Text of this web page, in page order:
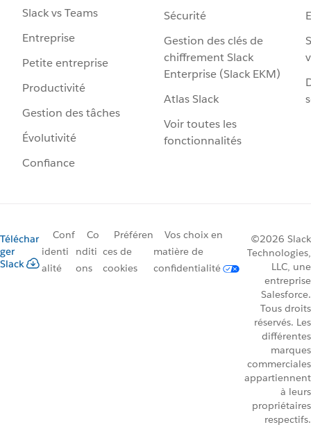
Slack vs Teams
Entreprise
Petite entreprise
Productivité
Gestion des tâches
Évolutivité
Confiance
Sécurité
Gestion des clés de
chiffrement Slack
Enterprise (Slack EKM)
Atlas Slack
Voir toutes les
fonctionnalités
Téléchar
ger
Slack
Conf
identi
alité
Co
nditi
ons
Préféren
ces de
cookies
Vos choix en
matière de
confidentialité
©2026 Slack
Technologies,
LLC, une
entreprise
Salesforce.
Tous droits
réservés. Les
différentes
marques
commerciales
appartiennent
à leurs
propriétaires
respectifs.